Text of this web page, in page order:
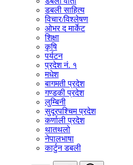
डबली साहित्य
विचार/विश्‍लेषण
ओभर द मार्केट
शिक्षा
कृषि
पर्यटन
प्रदेश नं. १
मधेश
बागमती प्रदेश
गण्डकी प्रदेश
लुम्बिनी
सुदूरपश्चिम प्रदेश
कर्णाली प्रदेश
थातथलो
नेपालभाषा
कार्टुन डबली